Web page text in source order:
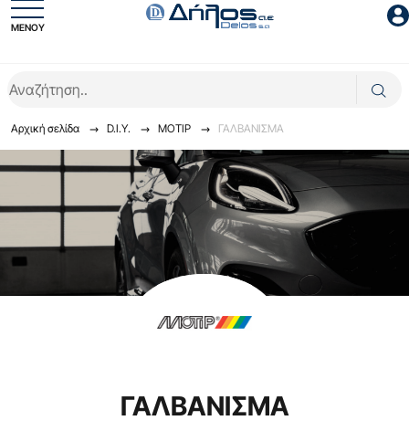
ΜΕΝΟΥ
Είσοδος
Ξέχασες το password;
Αρχική σελίδα D.I.Y. ΜΟΤΙΡ ΓΑΛΒΑΝΙΣΜΑ
ΓΑΛΒΑΝΙΣΜΑ